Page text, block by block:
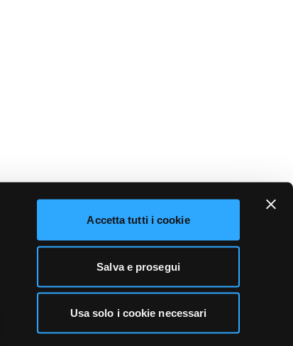
Accetta tutti i cookie
Salva e prosegui
Usa solo i cookie necessari